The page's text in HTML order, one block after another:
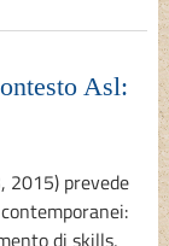
Asl:
2015) prevede
di skills,